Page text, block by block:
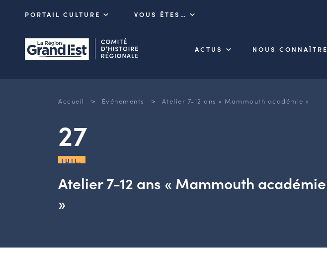
PORTAIL CULTURE VOUS ÊTES…
ACTUS NOUS CONNAÎTRE
Accueil > Événements > Atelier 7-12 ans « Mammouth académie »
27
JUIL.
Atelier 7-12 ans « Mammouth académie
»